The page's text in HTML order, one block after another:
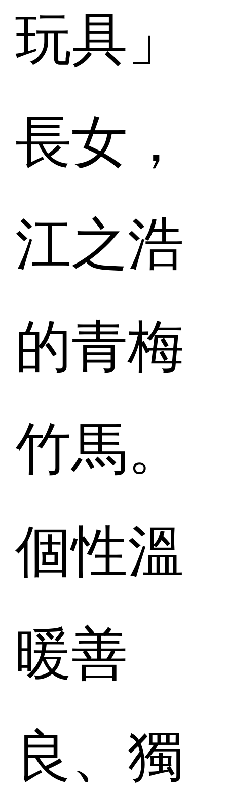
玩具」
長女，
江之浩
的青梅
竹馬。
個性溫
暖善
良、獨